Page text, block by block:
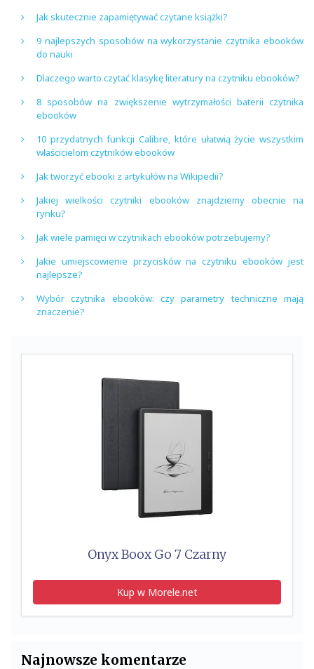
Jak skutecznie zapamiętywać czytane książki?
9 najlepszych sposobów na wykorzystanie czytnika ebooków
do nauki
Dlaczego warto czytać klasykę literatury na czytniku ebooków?
8 sposobów na zwiększenie wytrzymałości baterii czytnika
ebooków
10 przydatnych funkcji Calibre, które ułatwią życie wszystkim
właścicielom czytników ebooków
Jak tworzyć ebooki z artykułów na Wikipedii?
Jakiej wielkości czytniki ebooków znajdziemy obecnie na
rynku?
Jak wiele pamięci w czytnikach ebooków potrzebujemy?
Jakie umiejscowienie przycisków na czytniku ebooków jest
najlepsze?
Wybór czytnika ebooków: czy parametry techniczne mają
znaczenie?
Onyx Boox Go 7 Czarny
Kup w Morele.net
Najnowsze komentarze